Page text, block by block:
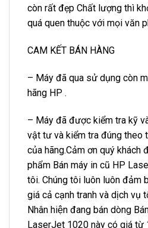
còn rất đẹp Chất lượng thì
quá quen thuộc với mọi văn
CAM KẾT BÁN HÀNG
– Máy đã qua sử dụng còn
hãng HP .
– Máy đã được kiểm tra kỹ
vật tư và kiểm tra đúng theo
của hãng.Cảm ơn quý khách
phẩm Bán máy in cũ HP
tôi. Chúng tôi luôn luôn đảm
giá cả cạnh tranh và dịch vụ
Nhân hiện đang bán dòng
LaserJet 1020 này có giá từ